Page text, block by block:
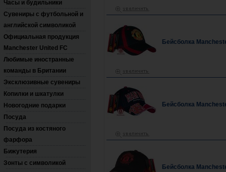
Часы и будильники
Сувениры с футбольной и
английской символикой
Официальная продукция
Manchester United FC
Любимые иностранные
команды в Британии
Эксклюзивные сувениры
Копилки и шкатулки
Новогодние подарки
Посуда
Посуда из костяного
фарфора
Бижутерия
Зонты с символикой
Бейсболка
Бейсболка
Бейсболка